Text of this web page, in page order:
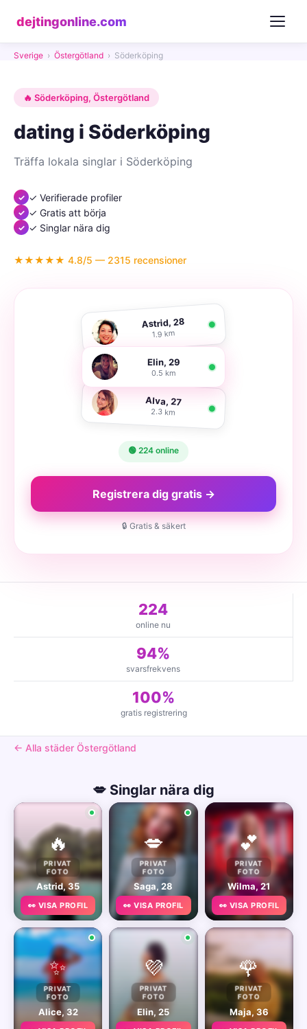
dejtingonline.com
Sverige › Östergötland › Söderköping
🔥 Söderköping, Östergötland
dating i Söderköping
Träffa lokala singlar i Söderköping
✓ Verifierade profiler
✓ Gratis att börja
✓ Singlar nära dig
★★★★★ 4.8/5 — 2315 recensioner
Astrid, 28
1.9 km
Elin, 29
0.5 km
Alva, 27
2.3 km
🟢 224 online
Registrera dig gratis →
🔒 Gratis & säkert
224
online nu
94%
svarsfrekvens
100%
gratis registrering
← Alla städer Östergötland
💋 Singlar nära dig
🔥
PRIVAT
FOTO
Astrid, 35
👀 VISA PROFIL
💋
PRIVAT
FOTO
Saga, 28
👀 VISA PROFIL
💕
PRIVAT
FOTO
Wilma, 21
👀 VISA PROFIL
✨
PRIVAT
FOTO
Alice, 32
💜
PRIVAT
FOTO
Elin, 25
🌹
PRIVAT
FOTO
Maja, 36